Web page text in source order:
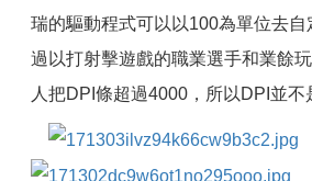
瑞的驅動程式可以以100為單位去
過以打射擊遊戲的職業選手和業餘
人把DPI條超過4000，所以DPI並不